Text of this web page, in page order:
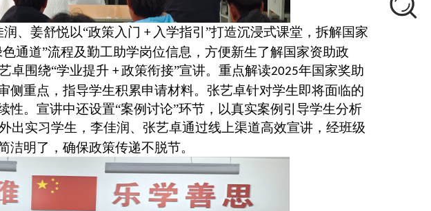
润 、 姜舒悦以“政策入门 + 入学指引”打造沉浸式课堂 ， 拆解国家
色通道”流程及勤工助学岗位信息，方便新生了解国家资助政
卓围绕“学业提升 + 政策衔接”宣讲。重点解读2025年国家奖助
侧重点，指导学生积累申请材料。张艺卓针对学生即将面临的
性。宣讲中还设置“案例讨论”环节，以真实案例引导学生分析
出实习学生，李佳润、张艺卓通过线上渠道高效宣讲 ， 经班级
洁明了， 确保政策传递不脱节。